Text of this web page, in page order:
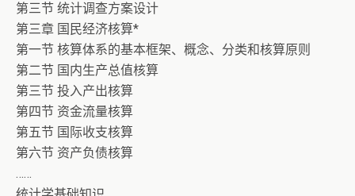
第三节 统计调查方案设计
第三章 国民经济核算*
第一节 核算体系的基本框架、概念、分类和核算原则
第二节 国内生产总值核算
第三节 投入产出核算
第四节 资金流量核算
第五节 国际收支核算
第六节 资产负债核算
……